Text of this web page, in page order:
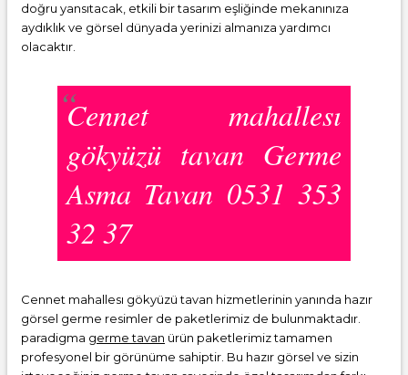
doğru yansıtacak, etkili bir tasarım eşliğinde mekanınıza
aydıklık ve görsel dünyada yerinizi almanıza yardımcı
olacaktır.
Cennet mahallesı
gökyüzü tavan Germe
Asma Tavan 0531 353
32 37
Cennet mahallesı gökyüzü tavan hizmetlerinin yanında hazır
görsel germe resimler de paketlerimiz de bulunmaktadır.
paradigma germe tavan ürün paketlerimiz tamamen
profesyonel bir görünüme sahiptir. Bu hazır görsel ve sizin